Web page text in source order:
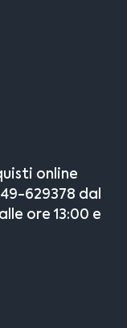
online
629378 dal
ore 13:00 e